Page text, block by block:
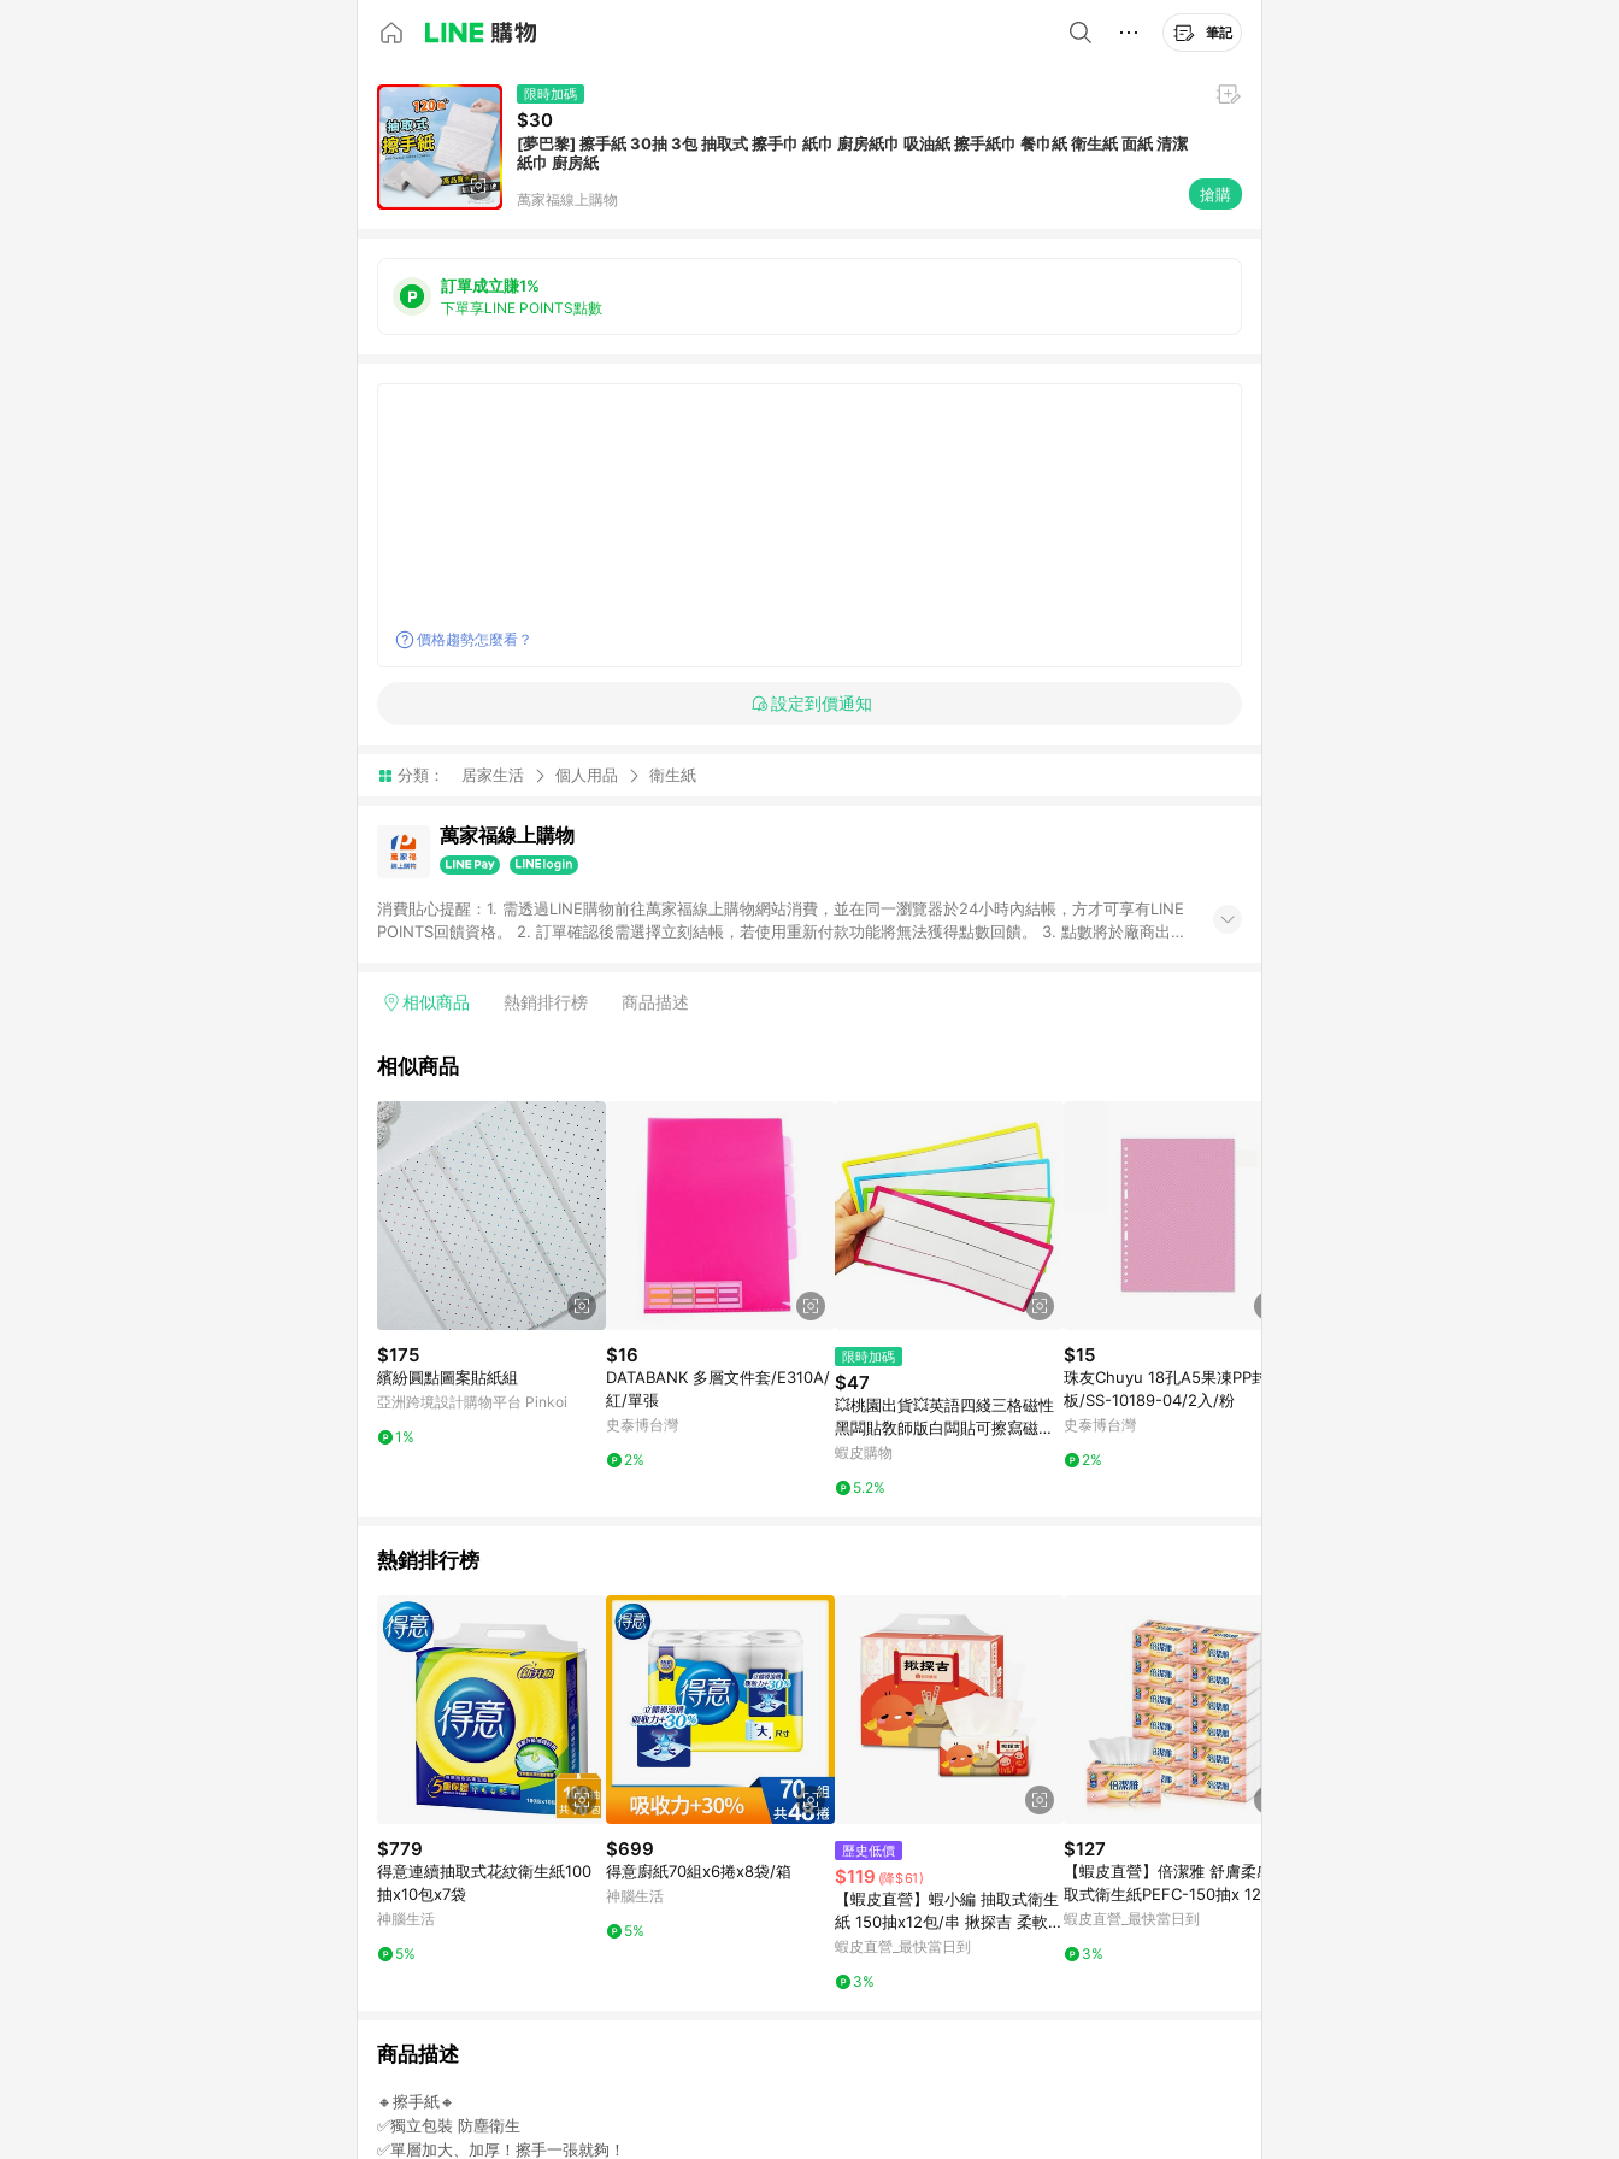
筆記
限時加碼
$30
[夢巴黎] 擦手紙 30抽 3包 抽取式 擦手巾 紙巾 廚房紙巾 吸油紙 擦手紙巾 餐巾紙 衛生紙 面紙 清潔
紙巾 廚房紙
萬家福線上購物 搶購
訂單成立賺1%
下單享LINE POINTS點數
價格趨勢怎麼看？
設定到價通知
分類： 居家生活 個人用品 衛生紙
萬家福線上購物
消費貼心提醒：1. 需透過LINE購物前往萬家福線上購物網站消費，並在同一瀏覽器於24小時內結帳，方才可享有LINE
POINTS回饋資格。 2. 訂單確認後需選擇立刻結帳，若使用重新付款功能將無法獲得點數回饋。 3. 點數將於廠商出貨
留時間內聯絡客服中心，並由康達盛通生活事業股份有限公司方進行訂單資格確認。 康達盛通線上購物希望提供簡
相似商品 熱銷排行榜 商品描述
相似商品
$175
繽紛圓點圖案貼紙組
亞洲跨境設計購物平台 Pinkoi
1%
$16
DATABANK 多層文件套/E310A/
紅/單張
史泰博台灣
2%
限時加碼
$47
💥桃園出貨💥英語四綫三格磁性
黑闆貼敎師版白闆貼可擦寫磁吸
力公開課敎具老師🌟可開票
蝦皮購物
5.2%
$15
珠友Chuyu 18孔A5果凍PP封面
板/SS-10189-04/2入/粉
史泰博台灣
2%
熱銷排行榜
$779
得意連續抽取式花紋衛生紙100
抽x10包x7袋
神腦生活
5%
$699
得意廚紙70組x6捲x8袋/箱
神腦生活
5%
歷史低價
$119 (降$61)
【蝦皮直營】蝦小編 抽取式衛生
紙 150抽x12包/串 揪探吉 柔軟
居家
蝦皮直營_最快當日到
3%
$127
【蝦皮直營】倍潔雅 舒膚柔感抽
取式衛生紙PEFC-150抽x 12包/
串 抽取衛生紙
蝦皮直營_最快當日到
3%
商品描述
🔸擦手紙🔸
✅獨立包裝 防塵衛生
✅單層加大、加厚！擦手一張就夠！